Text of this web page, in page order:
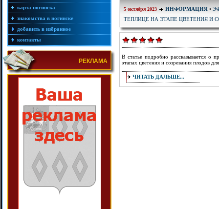
карта ногинска
знакомства в ногинске
добавить в избранное
контакты
РЕКЛАМА
5 октября 2023 ИНФОРМАЦИЯ •
ТЕПЛИЦЕ НА ЭТАПЕ ЦВЕТЕНИЯ И
В статье подробно рассказывается о
этапах цветения и созревания плодов
ЧИТАТЬ ДАЛЬШЕ...